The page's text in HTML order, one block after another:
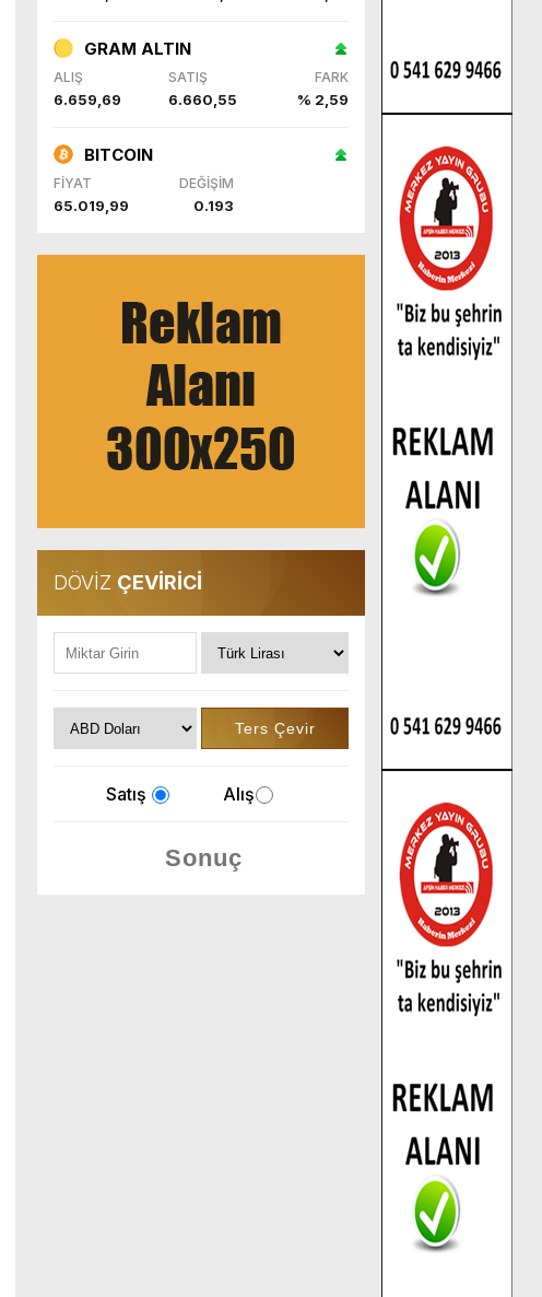
GRAM ALTIN
ALIŞ SATIŞ FARK
6.659,69 6.660,55 % 2,59
BITCOIN
FİYAT DEĞİŞİM
65.019,99 0.193
DÖVİZ ÇEVİRİCİ
Satış Alış